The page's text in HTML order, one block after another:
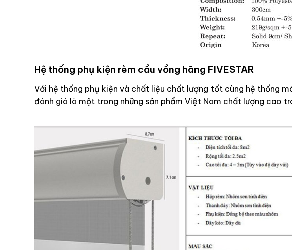
Hệ thống phụ kiện rèm cầu vồng hãng FIVESTAR
Với hệ thống phụ kiện và chất liệu chất lượng tốt cùng hệ thống
đánh giá là một trong những sản phẩm Việt Nam chất lượng cao